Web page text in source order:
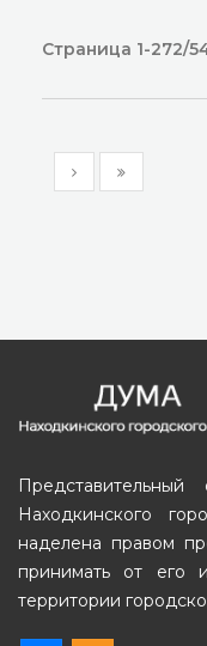
Страница 1-272/
Представительный
Находкинского
наделена правом
принимать от его
территории